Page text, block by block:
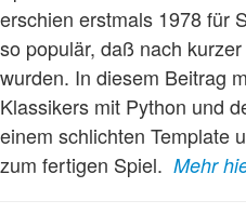
erschien erstmals 1978 für
so populär, daß nach
wurden. In diesem Beitrag
Klassikers mit Python und
einem schlichten Template
zum fertigen Spiel. Mehr